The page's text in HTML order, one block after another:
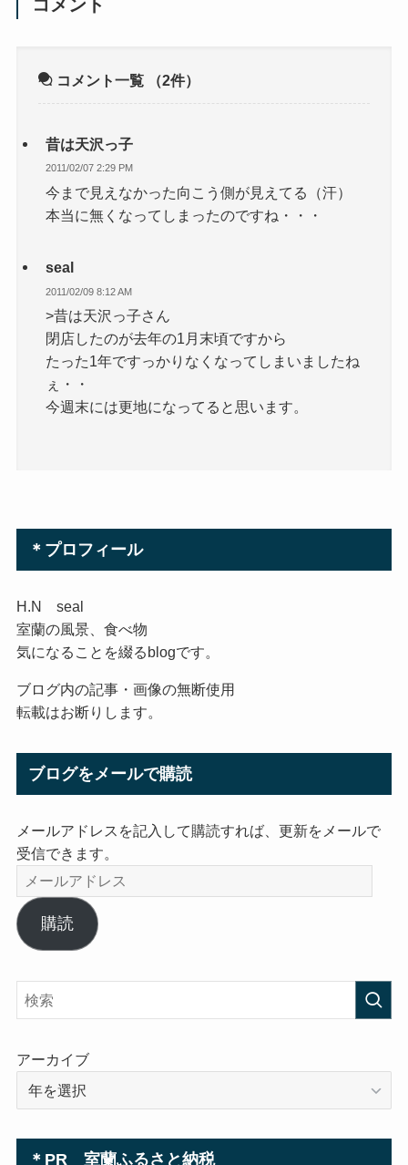
コメント
コメント一覧 （2件）
昔は天沢っ子
2011/02/07 2:29 PM
今まで見えなかった向こう側が見えてる（汗）
本当に無くなってしまったのですね・・・
seal
2011/02/09 8:12 AM
>昔は天沢っ子さん
閉店したのが去年の1月末頃ですから
たった1年ですっかりなくなってしまいましたね
ぇ・・
今週末には更地になってると思います。
＊プロフィール
H.N seal
室蘭の風景、食べ物
気になることを綴るblogです。
ブログ内の記事・画像の無断使用
転載はお断りします。
ブログをメールで購読
メールアドレスを記入して購読すれば、更新をメールで
受信できます。
メ
ー
ル
ア
ス
購読
アーカイブ
＊PR 室蘭ふるさと納税